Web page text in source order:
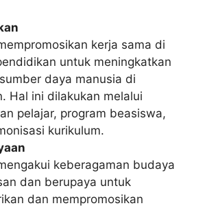
kerja sama di
untuk meningkatkan
daya manusia di
Hal ini dilakukan melalui
pelajar, program beasiswa,
kurikulum.
keberagaman budaya
dan berupaya untuk
dan mempromosikan